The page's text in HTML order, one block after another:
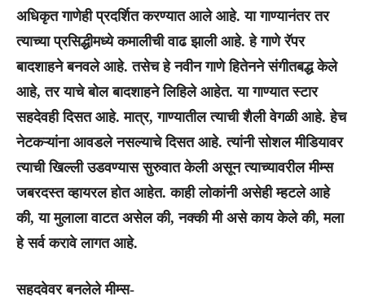
अधिकृत गाणेही प्रदर्शित करण्यात आले आहे. या गाण्यानंतर तर
त्याच्या प्रसिद्धीमध्ये कमालीची वाढ झाली आहे. हे गाणे रॅपर
बादशाहने बनवले आहे. तसेच हे नवीन गाणे हितेनने संगीतबद्ध केले
आहे, तर याचे बोल बादशाहने लिहिले आहेत. या गाण्यात स्टार
सहदेवही दिसत आहे. मात्र, गाण्यातील त्याची शैली वेगळी आहे. हेच
नेटकऱ्यांना आवडले नसल्याचे दिसत आहे. त्यांनी सोशल मीडियावर
त्याची खिल्ली उडवण्यास सुरुवात केली असून त्याच्यावरील मीम्स
जबरदस्त व्हायरल होत आहेत. काही लोकांनी असेही म्हटले आहे
की, या मुलाला वाटत असेल की, नक्की मी असे काय केले की, मला
हे सर्व करावे लागत आहे.
सहदवेवर बनलेले मीम्स-